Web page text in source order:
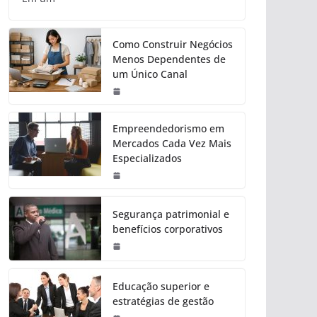
Como Construir Negócios
Menos Dependentes de
um Único Canal
Empreendedorismo em
Mercados Cada Vez Mais
Especializados
Segurança patrimonial e
benefícios corporativos
Educação superior e
estratégias de gestão